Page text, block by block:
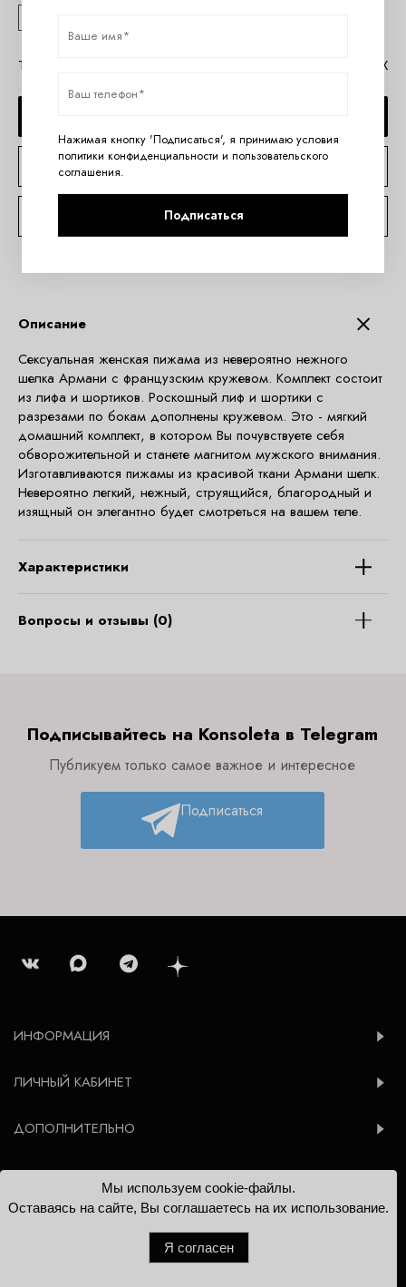
Таблица размеров 5 Senses Помощь в MAX
КУПИТЬ В 1 КЛИК
КОНСУЛЬТАЦИЯ ПО TELEGRAM
Описание
Сексуальная женская пижама из невероятно нежного
шелка Армани с французским кружевом. Комплект состоит
из лифа и шортиков. Роскошный лиф и шортики с
разрезами по бокам дополнены кружевом. Это - мягкий
домашний комплект, в котором Вы почувствуете себя
обворожительной и станете магнитом мужского внимания.
Изготавливаются пижамы из красивой ткани Армани шелк.
Невероятно легкий, нежный, струящийся, благородный и
изящный он элегантно будет смотреться на вашем теле.
Характеристики
Вопросы и отзывы (0)
Подписывайтесь на Konsoleta в Telegram
Публикуем только самое важное и интересное
Подписаться
ИНФОРМАЦИЯ
ЛИЧНЫЙ КАБИНЕТ
ДОПОЛНИТЕЛЬНО
© 2012-2026 Konsoleta.ru
Нажимая кнопку 'Подписаться', я принимаю условия
политики конфиденциальности и пользовательского
соглашения.
Подписаться
Мы используем cookie-файлы.
Оставаясь на сайте, Вы соглашаетесь на их использование.
Я согласен